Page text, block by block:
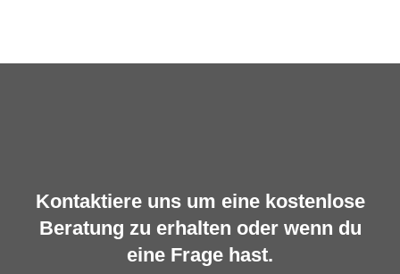
Kontaktiere uns um eine kostenlose
Beratung zu erhalten oder wenn du
eine Frage hast.